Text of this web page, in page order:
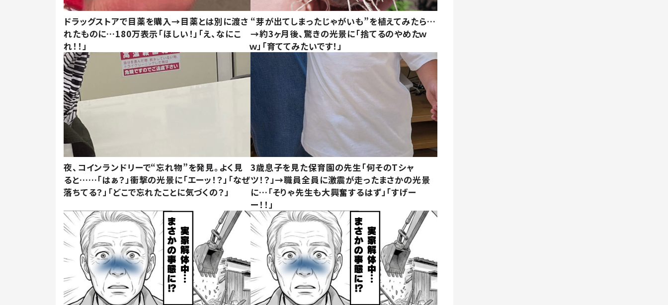
ドラッグストアで目薬を購入→目薬とは別に渡さ
れたものに…180万表示「ほしい！」「え、なにこ
れ！！」
“芽が出てしまったじゃがいも”を植えてみたら…
→約3ヶ月後、驚きの光景に「捨てるのやめたｗ
ｗ」「育ててみたいです！」
夜、コインランドリーで“忘れ物”を発見。よく見
ると……「はぁ？」衝撃の光景に「エーッ！？」「なぜ
落ちてる？」「どこで忘れたことに気づくの？」
3歳息子を見た保育園の先生「何そのTシャ
ツ！？」→職員全員に激震が走ったまさかの光景
に…「そりゃ先生も大興奮するはず」「すげー
ー！！」